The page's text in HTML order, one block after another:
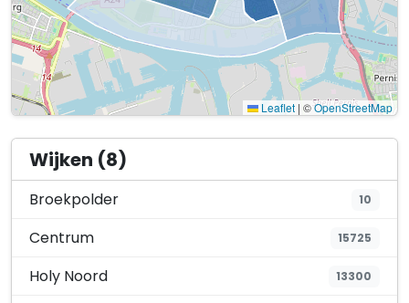
Leaflet | ©OpenStreetMap
Wijken (8)
Broekpolder 10
Centrum 15725
Holy Noord 13300